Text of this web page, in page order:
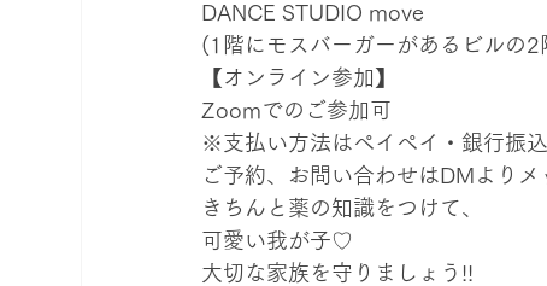
DANCE STUDIO move
(1階にモスバーガーがあるビルの2
【オンライン参加】
Zoomでのご参加可
※支払い方法はペイペイ・銀行振
ご予約、お問い合わせはDMよりメ
きちんと薬の知識をつけて、
可愛い我が子♡
大切な家族を守りましょう!!